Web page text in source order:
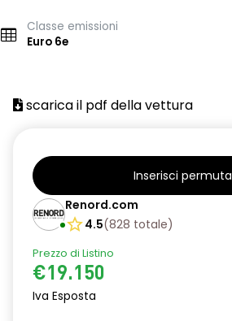
Classe emissioni
Euro 6e
scarica il pdf della vettura
Inserisci permuta
Renord.com
4.5(828 totale)
Prezzo di Listino
€19.150
Iva Esposta